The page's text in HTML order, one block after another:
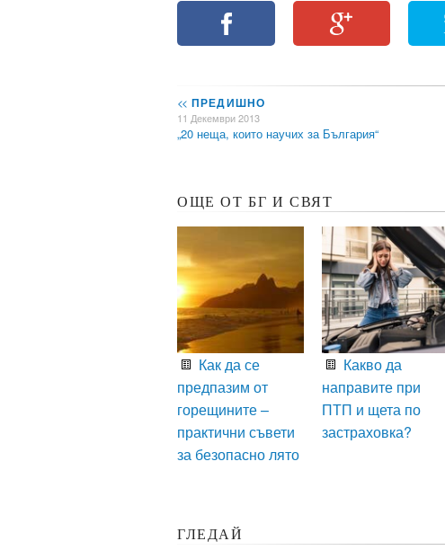
<< ПРЕДИШНО
11 Декември 2013
„20 неща, които научих за България“
ОЩЕ ОТ БГ И СВЯТ
Как да се
предпазим от
горещините –
практични съвети
за безопасно лято
Какво да
направите при
ПТП и щета по
застраховка?
ГЛЕДАЙ